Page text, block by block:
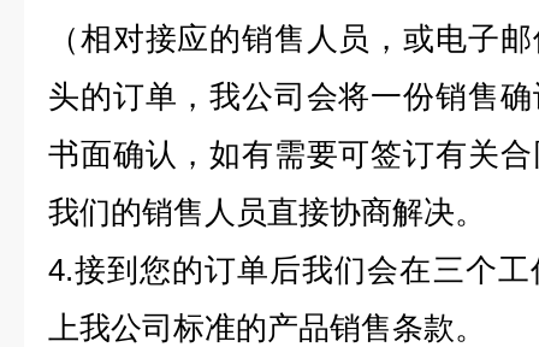
（相对接应的销售人员，或电子
头的订单，我公司会将一份销售
书面确认，如有需要可签订有关
我们的销售人员直接协商解决。
4.接到您的订单后我们会在三个
上我公司标准的产品销售条款。